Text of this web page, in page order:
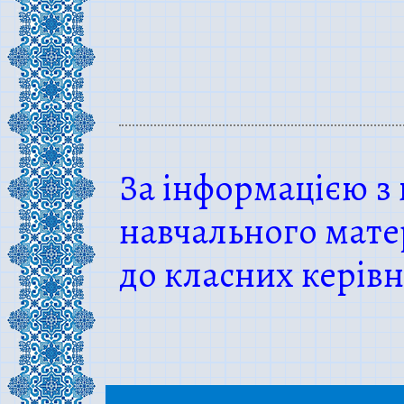
За інформацією
навчального
до класних